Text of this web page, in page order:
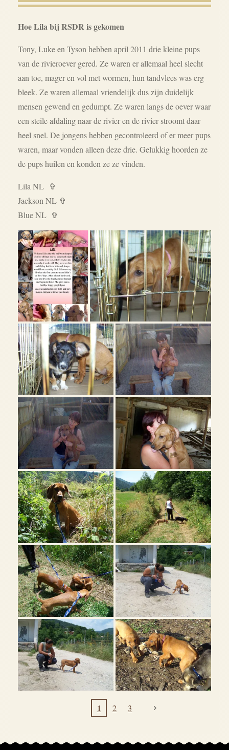
Hoe Lila bij RSDR is gekomen
Tony, Luke en Tyson hebben april 2011 drie kleine pups
van de rivieroever gered. Ze waren er allemaal heel slecht
aan toe, mager en vol met wormen, hun tandvlees was erg
bleek. Ze waren allemaal vriendelijk dus zijn duidelijk
mensen gewend en gedumpt. Ze waren langs de oever waar
een steile afdaling naar de rivier en de rivier stroomt daar
heel snel. De jongens hebben gecontroleerd of er meer pups
waren, maar vonden alleen deze drie. Gelukkig hoorden ze
de pups huilen en konden ze ze vinden.
Lila NL ✞
Jackson NL ✞
Blue NL ✞
1 2 3